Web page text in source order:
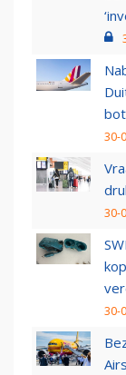
bot
30-
30-
30-